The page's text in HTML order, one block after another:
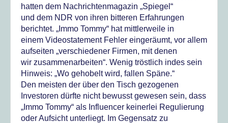
hatten dem Nachrichtenmagazin „Spiegel“
und dem NDR von ihren bitteren Erfahrungen
berichtet. „Immo Tommy“ hat mittlerweile in
einem Videostatement Fehler eingeräumt, vor allem
aufseiten „verschiedener Firmen, mit denen
wir zusammenarbeiten“. Wenig tröstlich indes sein
Hinweis: „Wo gehobelt wird, fallen Späne.“
Den meisten der über den Tisch gezogenen
Investoren dürfte nicht bewusst gewesen sein, dass
„Immo Tommy“ als Influencer keinerlei Regulierung
oder Aufsicht unterliegt. Im Gegensatz zu